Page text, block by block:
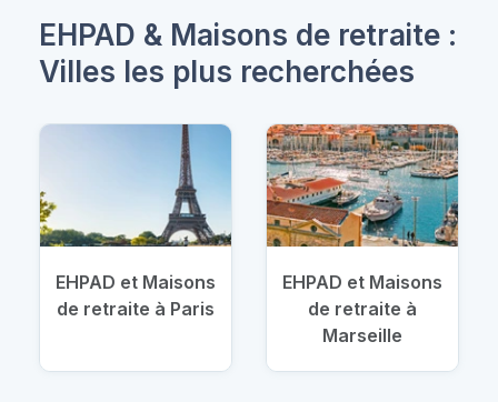
EHPAD & Maisons de retraite :
Villes les plus recherchées
EHPAD et Maisons
de retraite à Paris
EHPAD et Maisons
de retraite à
Marseille